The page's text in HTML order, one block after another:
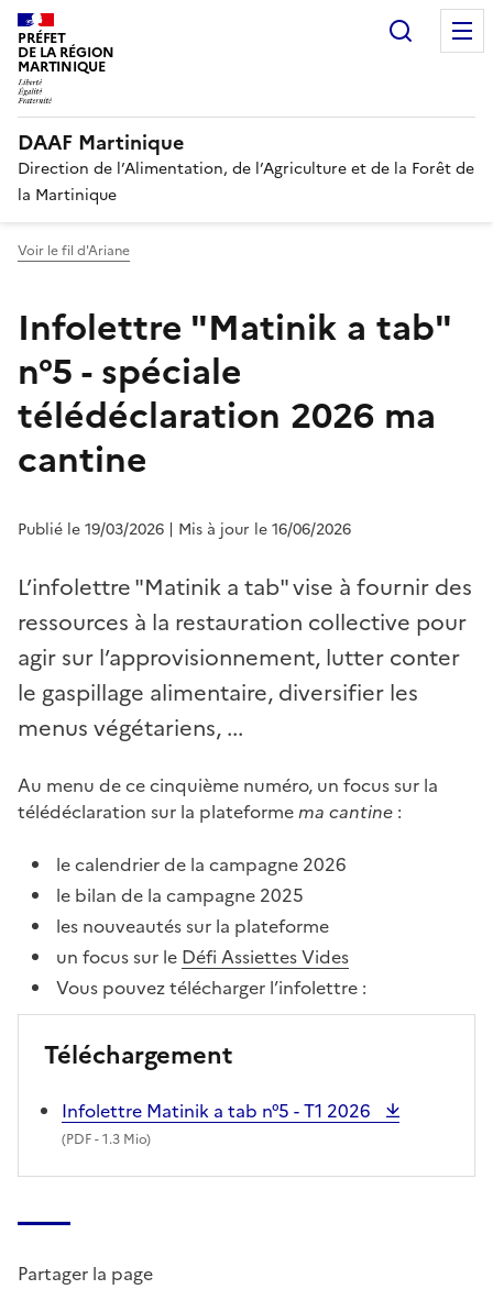
PRÉFET
DE LA RÉGION
MARTINIQUE
DAAF Martinique
Direction de l’Alimentation, de l’Agriculture et de la Forêt de
la Martinique
Voir le fil d'Ariane
Infolettre "Matinik a tab"
n°5 - spéciale
télédéclaration 2026 ma
cantine
Publié le 19/03/2026 | Mis à jour le 16/06/2026
L’infolettre "Matinik a tab" vise à fournir des
ressources à la restauration collective pour
agir sur l’approvisionnement, lutter conter
le gaspillage alimentaire, diversifier les
menus végétariens, ...
Au menu de ce cinquième numéro, un focus sur la
télédéclaration sur la plateformema cantine :
le calendrier de la campagne 2026
le bilan de la campagne 2025
les nouveautés sur la plateforme
un focus sur le Défi Assiettes Vides
Vous pouvez télécharger l’infolettre :
Téléchargement
Infolettre Matinik a tab n°5 - T1 2026
(PDF- 1.3 Mio)
Partager la page